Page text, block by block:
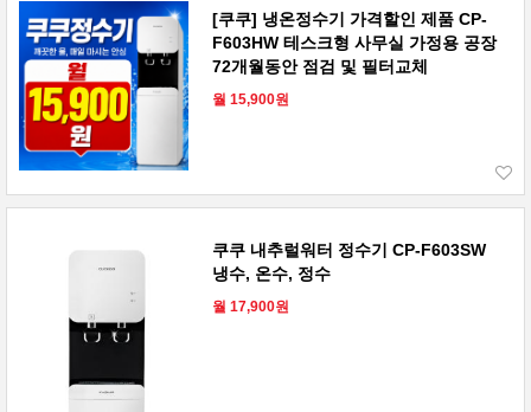
[쿠쿠] 냉온정수기 가격할인 제품 CP-
F603HW 테스크형 사무실 가정용 공장
72개월동안 점검 및 필터교체
월 15,900원
쿠쿠 내추럴워터 정수기 CP-F603SW
냉수, 온수, 정수
월 17,900원